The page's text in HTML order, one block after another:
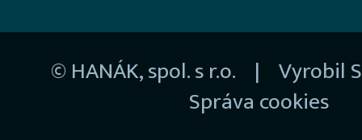
© HANÁK, spol. s r.o. | Vyrobil
Správa cookies